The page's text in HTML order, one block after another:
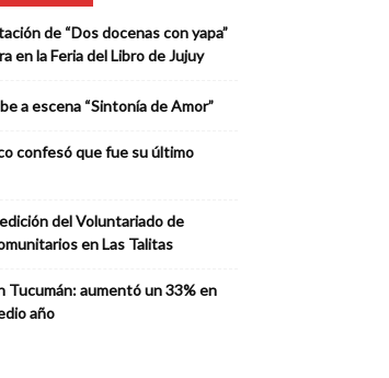
de “Dos docenas con yapa”
en la Feria del Libro de Jujuy
a escena “Sintonía de Amor”
confesó que fue su último
del Voluntariado de
en Las Talitas
Tucumán: aumentó un 33% en
año